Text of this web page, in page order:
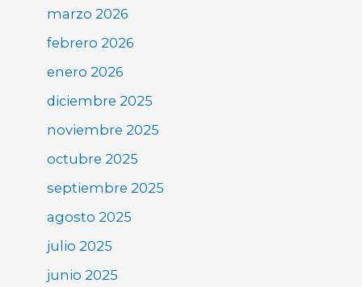
marzo 2026
febrero 2026
enero 2026
diciembre 2025
noviembre 2025
octubre 2025
septiembre 2025
agosto 2025
julio 2025
junio 2025